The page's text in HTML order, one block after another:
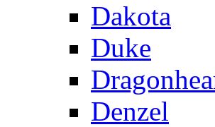
Dakota
Duke
Denzel